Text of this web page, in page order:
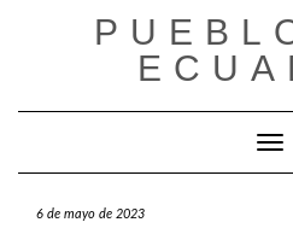
6 de mayo de 2023